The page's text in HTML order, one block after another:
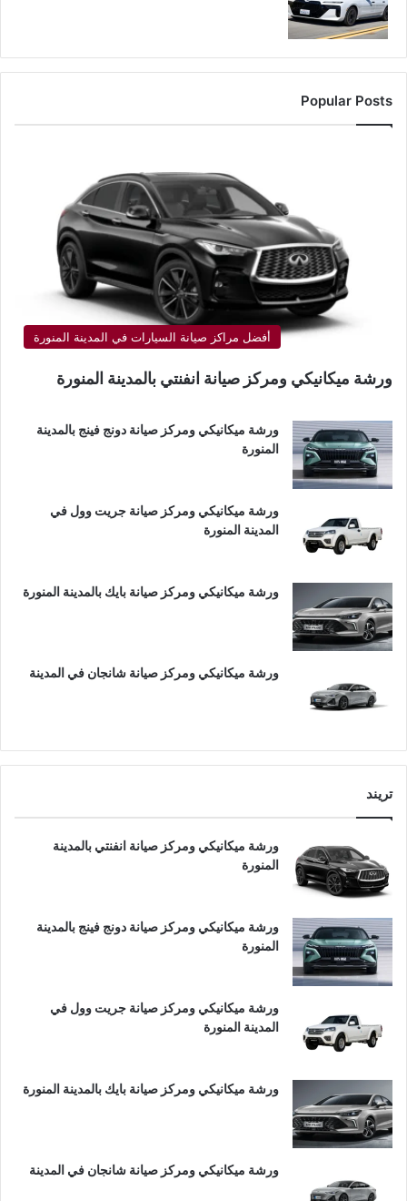
Popular Posts
أفضل مراكز صيانة السيارات في المدينة المنورة
ورشة ميكانيكي ومركز صيانة انفنتي بالمدينة المنورة
ورشة ميكانيكي ومركز صيانة دونج فينج بالمدينة
المنورة
ورشة ميكانيكي ومركز صيانة جريت وول في
المدينة المنورة
ورشة ميكانيكي ومركز صيانة بايك بالمدينة المنورة
ورشة ميكانيكي ومركز صيانة شانجان في المدينة
تريند
ورشة ميكانيكي ومركز صيانة انفنتي بالمدينة
المنورة
ورشة ميكانيكي ومركز صيانة دونج فينج بالمدينة
المنورة
ورشة ميكانيكي ومركز صيانة جريت وول في
المدينة المنورة
ورشة ميكانيكي ومركز صيانة بايك بالمدينة المنورة
ورشة ميكانيكي ومركز صيانة شانجان في المدينة